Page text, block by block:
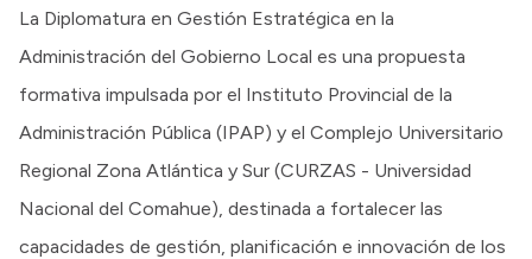
La Diplomatura en Gestión Estratégica en la
Administración del Gobierno Local es una propuesta
formativa impulsada por el Instituto Provincial de la
Administración Pública (IPAP) y el Complejo Universitario
Regional Zona Atlántica y Sur (CURZAS - Universidad
Nacional del Comahue), destinada a fortalecer las
capacidades de gestión, planificación e innovación de los